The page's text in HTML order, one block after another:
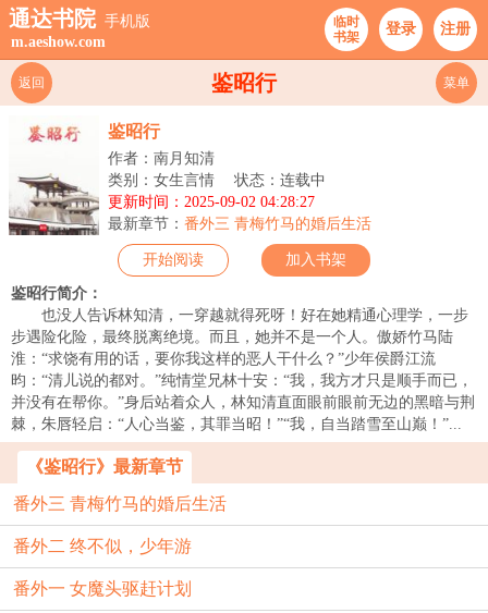
通达书院 手机版
m.aeshow.com
临时
书架
登录 注册
鉴昭行
返回 菜单
鉴昭行
作者：南月知清
类别：女生言情
状态：连载中
更新时间：2025-09-02 04:28:27
最新章节： 番外三 青梅竹马的婚后生活
开始阅读 加入书架
鉴昭行简介：
也没人告诉林知清，一穿越就得死呀！好在她精通心理学，一步
步遇险化险，最终脱离绝境。而且，她并不是一个人。傲娇竹马陆
淮：“求饶有用的话，要你我这样的恶人干什么？”少年侯爵江流
昀：“清儿说的都对。”纯情堂兄林十安：“我，我方才只是顺手而已，
并没有在帮你。”身后站着众人，林知清直面眼前眼前无边的黑暗与荆
棘，朱唇轻启：“人心当鉴，其罪当昭！”“我，自当踏雪至山巅！”...
《鉴昭行》最新章节
番外三 青梅竹马的婚后生活
番外二 终不似，少年游
番外一 女魔头驱赶计划